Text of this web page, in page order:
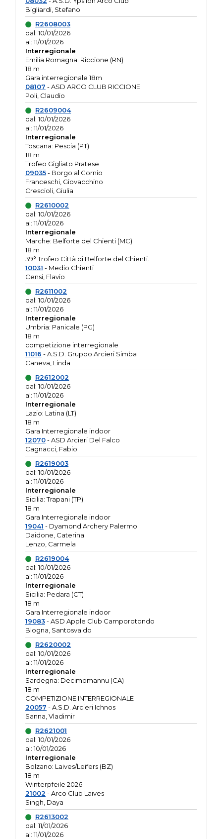
Bigliardi, Stefano
R2608003
dal: 10/01/2026
al: 11/01/2026
Interregionale
Emilia Romagna: Riccione (RN)
18 m
Gara interregionale 18m
08107 - ASD ARCO CLUB RICCIONE
Poli, Claudio
R2609004
dal: 10/01/2026
al: 11/01/2026
Interregionale
Toscana: Pescia (PT)
18 m
Trofeo Gigliato Pratese
09035- Borgo al Cornio
Franceschi, Giovacchino
Crescioli, Giulia
R2610002
dal: 10/01/2026
al: 11/01/2026
Interregionale
Marche: Belforte del Chienti (MC)
18 m
39° Trofeo Città di Belforte del Chienti.
10031 - Medio Chienti
Censi, Flavio
R2611002
dal: 10/01/2026
al: 11/01/2026
Interregionale
Umbria: Panicale (PG)
18 m
competizione interregionale
11016 - A.S.D. Gruppo Arcieri Simba
Caneva, Linda
R2612002
dal: 10/01/2026
al: 11/01/2026
Interregionale
Lazio: Latina (LT)
18 m
Gara Interregionale indoor
12070- ASD Arcieri Del Falco
Cagnacci, Fabio
R2619003
dal: 10/01/2026
al: 11/01/2026
Interregionale
Sicilia: Trapani (TP)
18 m
Gara Interregionale indoor
19041 - Dyamond Archery Palermo
Daidone, Caterina
Lenzo, Carmela
R2619004
dal: 10/01/2026
al: 11/01/2026
Interregionale
Sicilia: Pedara (CT)
18 m
Gara Interregionale indoor
19083- ASD Apple Club Camporotondo
Blogna, Santosvaldo
R2620002
dal: 10/01/2026
al: 11/01/2026
Interregionale
Sardegna: Decimomannu (CA)
18 m
COMPETIZIONE INTERREGIONALE
20057 - A.S.D. Arcieri Ichnos
Sanna, Vladimir
R2621001
dal: 10/01/2026
al: 10/01/2026
Interregionale
Bolzano: Laives/Leifers (BZ)
18 m
Winterpfeile 2026
21002 - Arco Club Laives
Singh, Daya
R2613002
dal: 11/01/2026
al: 11/01/2026